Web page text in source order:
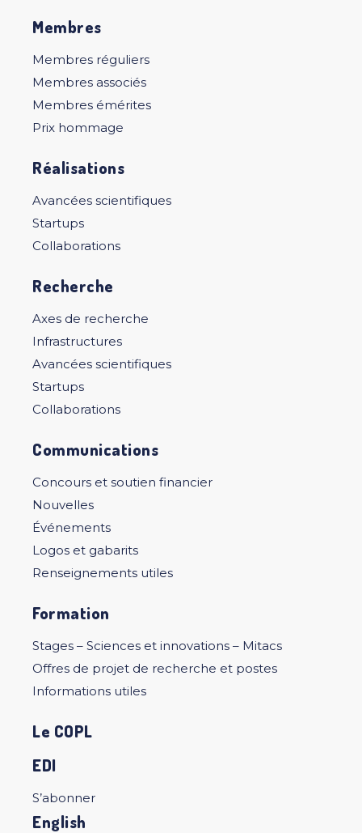
Membres
Membres réguliers
Membres associés
Membres émérites
Prix hommage
Réalisations
Avancées scientifiques
Startups
Collaborations
Recherche
Axes de recherche
Infrastructures
Avancées scientifiques
Startups
Collaborations
Communications
Concours et soutien financier
Nouvelles
Événements
Logos et gabarits
Renseignements utiles
Formation
Stages – Sciences et innovations – Mitacs
Offres de projet de recherche et postes
Informations utiles
Le COPL
EDI
S’abonner
English